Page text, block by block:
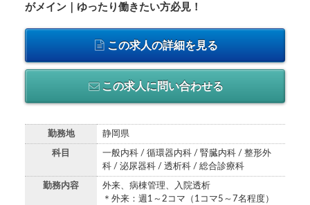
がメイン｜ゆったり働きたい方必見！
この求人の詳細を見る
この求人に問い合わせる
勤務地 静岡県
科目
一般内科 / 循環器内科 / 腎臓内科 / 整形外
科 / 泌尿器科 / 透析科 / 総合診療科
勤務内容
外来、病棟管理、入院透析
＊外来：週1～2コマ（1コマ5～7名程度）